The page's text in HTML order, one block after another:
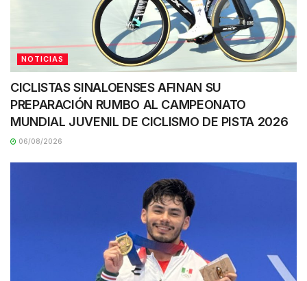
NOTICIAS
CICLISTAS SINALOENSES AFINAN SU
PREPARACIÓN RUMBO AL CAMPEONATO
MUNDIAL JUVENIL DE CICLISMO DE PISTA 2026
06/08/2026